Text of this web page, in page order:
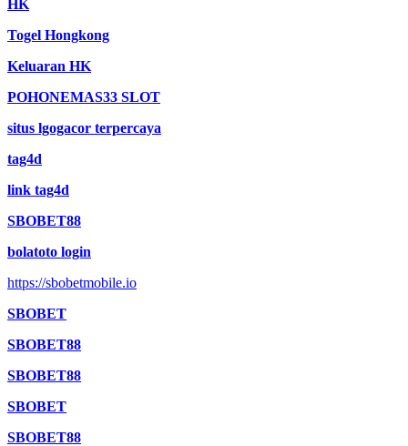
HK
Togel Hongkong
Keluaran HK
POHONEMAS33 SLOT
situs lgogacor terpercaya
tag4d
link tag4d
SBOBET88
bolatoto login
https://sbobetmobile.io
SBOBET
SBOBET88
SBOBET88
SBOBET
SBOBET88